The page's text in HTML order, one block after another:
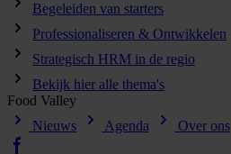
Begeleiden van starters
Professionaliseren & Ontwikkelen
Strategisch HRM in de regio
Bekijk hier alle thema's
Food Valley
Nieuws
Agenda Over ons